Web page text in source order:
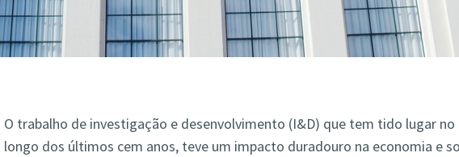
O trabalho de investigação e desenvolvimento (I&D) que tem tido lugar no
longo dos últimos cem anos, teve um impacto duradouro na economia e